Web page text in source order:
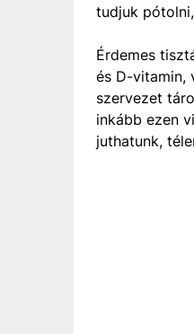
tudjuk
Érdemes
és D-vitamin,
szervezet
inkább ezen
juthatunk,